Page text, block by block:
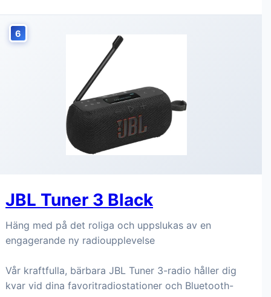
6
JBL Tuner 3 Black
Häng med på det roliga och uppslukas av en
engagerande ny radioupplevelse
Vår kraftfulla, bärbara JBL Tuner 3-radio håller dig
kvar vid dina favoritradiostationer och Bluetooth-